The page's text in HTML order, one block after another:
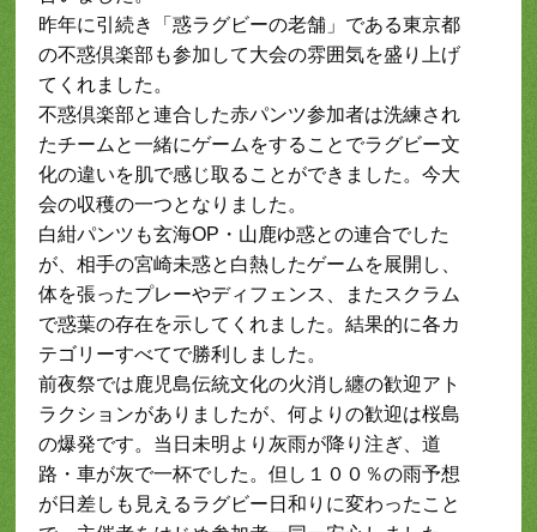
昨年に引続き「惑ラグビーの老舗」である東京都
の不惑倶楽部も参加して大会の雰囲気を盛り上げ
てくれました。
不惑倶楽部と連合した赤パンツ参加者は洗練され
たチームと一緒にゲームをすることでラグビー文
化の違いを肌で感じ取ることができました。今大
会の収穫の一つとなりました。
白紺パンツも玄海OP・山鹿ゆ惑との連合でした
が、相手の宮崎未惑と白熱したゲームを展開し、
体を張ったプレーやディフェンス、またスクラム
で惑葉の存在を示してくれました。結果的に各カ
テゴリーすべてで勝利しました。
前夜祭では鹿児島伝統文化の火消し纏の歓迎アト
ラクションがありましたが、何よりの歓迎は桜島
の爆発です。当日未明より灰雨が降り注ぎ、道
路・車が灰で一杯でした。但し１００％の雨予想
が日差しも見えるラグビー日和りに変わったこと